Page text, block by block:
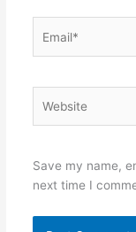
Save my name,
next time I